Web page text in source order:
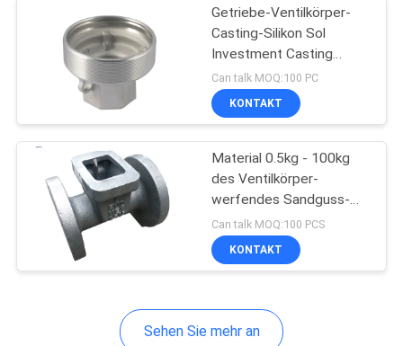
Ventilkörper-Casting
Getriebe-Ventilkörper-
Casting-Silikon Sol
Investment Casting
JIS/ASTM
Can talk MOQ:100 PC
KONTAKT
Material 0.5kg - 100kg
des Ventilkörper-
werfendes Sandguss-
duktiles Eisen-Ggg45
Can talk MOQ:100 PCS
KONTAKT
Sehen Sie mehr an